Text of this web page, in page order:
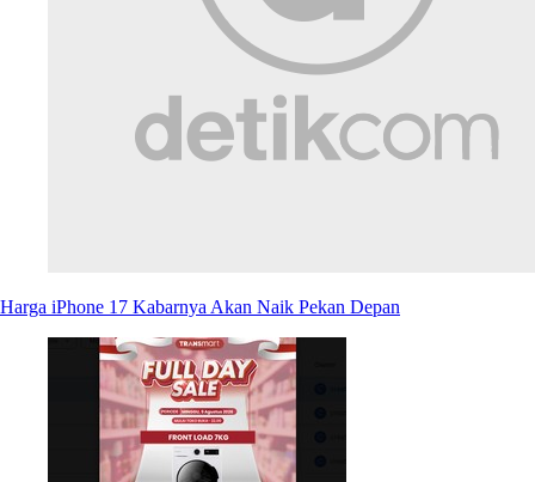
Harga iPhone 17 Kabarnya Akan Naik Pekan Depan